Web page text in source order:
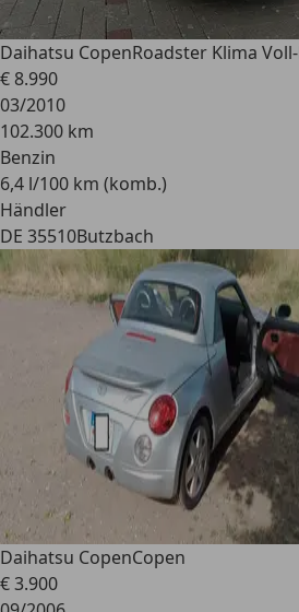
Daihatsu CopenRoadster Klima
€ 8.990
03/2010
102.300 km
Benzin
6,4 l/100 km (komb.)
Händler
DE 35510Butzbach
Daihatsu CopenCopen
€ 3.900